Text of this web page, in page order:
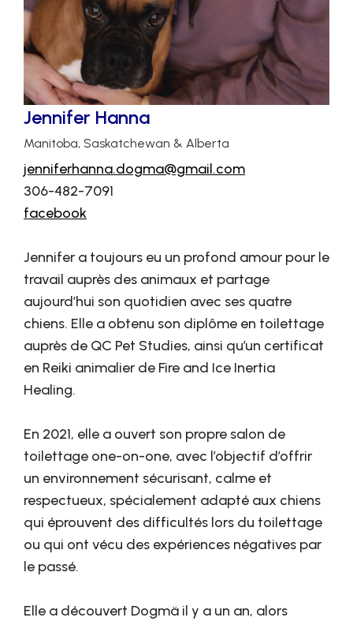
Jennifer Hanna
Manitoba, Saskatchewan & Alberta
jenniferhanna.dogma@gmail.com
306-482-7091
facebook
Jennifer a toujours eu un profond amour pour le
travail auprès des animaux et partage
aujourd’hui son quotidien avec ses quatre
chiens. Elle a obtenu son diplôme en toilettage
auprès de QC Pet Studies, ainsi qu’un certificat
en Reiki animalier de Fire and Ice Inertia
Healing.
En 2021, elle a ouvert son propre salon de
toilettage one-on-one, avec l’objectif d’offrir
un environnement sécurisant, calme et
respectueux, spécialement adapté aux chiens
qui éprouvent des difficultés lors du toilettage
ou qui ont vécu des expériences négatives par
le passé.
Elle a découvert Dogmä il y a un an, alors